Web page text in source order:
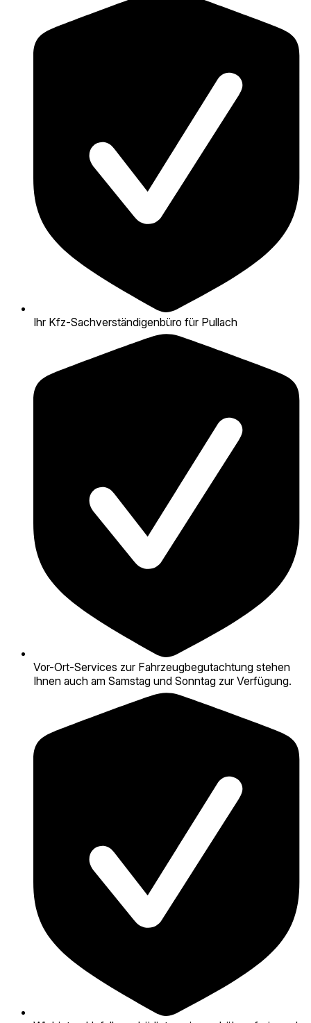
Ihr Kfz-Sach­verständigen­büro für Pullach
Vor-Ort-Services zur Fahrzeugbegutachtung stehen
Ihnen auch am Samstag und Sonntag zur Verfügung.